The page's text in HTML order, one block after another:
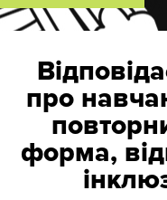
про
форма,